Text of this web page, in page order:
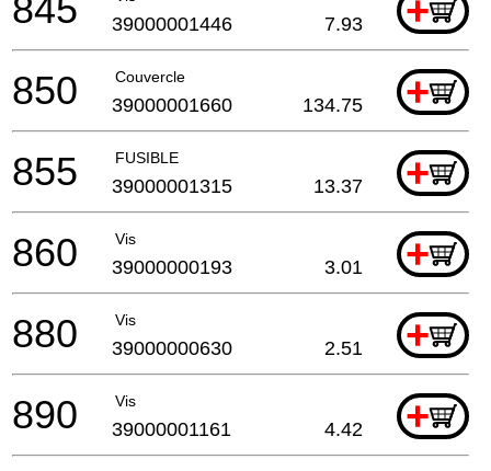
+
845 39000001446 7.93
Couvercle +
850 39000001660 134.75
FUSIBLE +
855 39000001315 13.37
Vis +
860 39000000193 3.01
Vis +
880 39000000630 2.51
Vis +
890 39000001161 4.42